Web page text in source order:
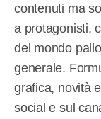
contenuti ma
a protagonisti,
del mondo
generale.
grafica, novità
social e sul